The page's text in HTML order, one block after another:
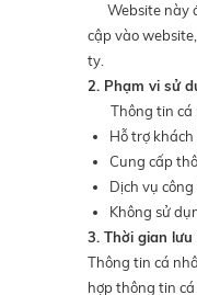
Website này
cập vào
ty.
2. Phạm vi sử
Thông tin cá
Hỗ trợ
Cung cấp
Dịch vụ
Không sử
3. Thời gian
Thông tin cá
hợp thông tin